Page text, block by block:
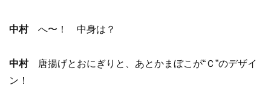
中村 へ〜！ 中身は？
中村
唐揚げとおにぎりと、あとかまぼこが“Ｃ”のデザイ
ン！